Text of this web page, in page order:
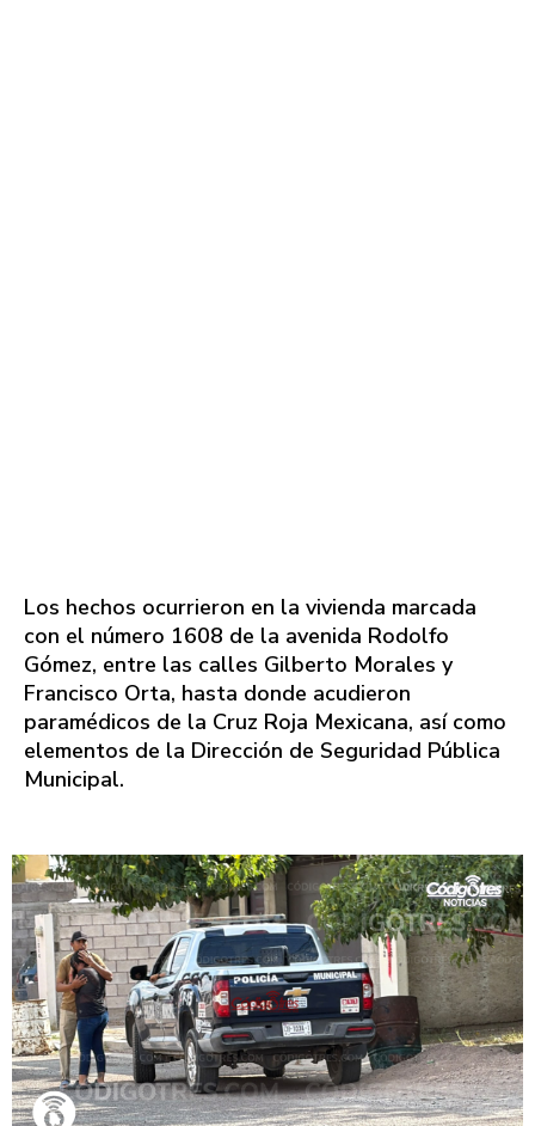
Los hechos ocurrieron en la vivienda marcada
con el número 1608 de la avenida Rodolfo
Gómez, entre las calles Gilberto Morales y
Francisco Orta, hasta donde acudieron
paramédicos de la Cruz Roja Mexicana, así como
elementos de la Dirección de Seguridad Pública
Municipal.